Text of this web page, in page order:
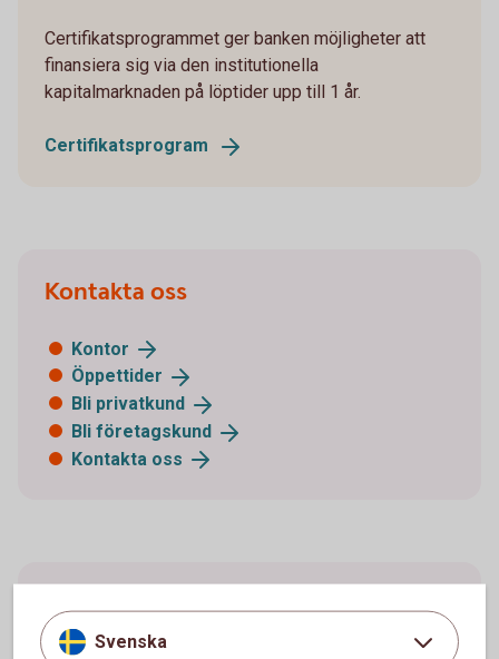
Certifikatsprogrammet ger banken möjligheter att
finansiera sig via den institutionella
kapitalmarknaden på löptider upp till 1 år.
Certifikatsprogram
Kontakta oss
Kontor
Öppettider
Bli privatkund
Bli företagskund
Kontakta oss
Acrobat Reader
Svenska